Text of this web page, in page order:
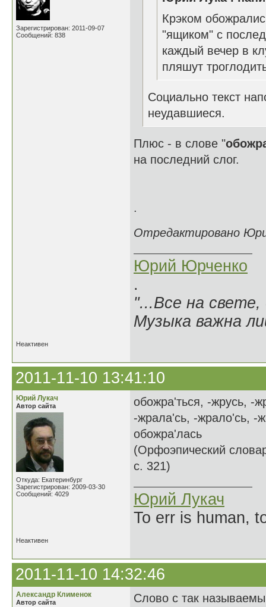
Зарегистрирован: 2011-09-07
Сообщений: 838
Крэком
"ящиком" с
каждый вечер в
пляшут
Социально текст
неудавшиеся.
Плюс - в слове "
на последний слог.
.
Отредактировано
Юрий Юрченко
.
"...Все на свете,
Музыка важна
Неактивен
2011-11-10 13:41:10
Юрий Лукач
Автор сайта
Откуда: Екатеринбург
Зарегистрирован: 2009-03-30
Сообщений: 4029
обожра'ться, -жрусь, -
-жрала'сь, -жрало'сь, -
обожра'лась
(Орфоэпический
c. 321)
Юрий Лукач
To err is human,
Неактивен
2011-11-10 14:32:46
Александр Клименок
Автор сайта
Слово с так